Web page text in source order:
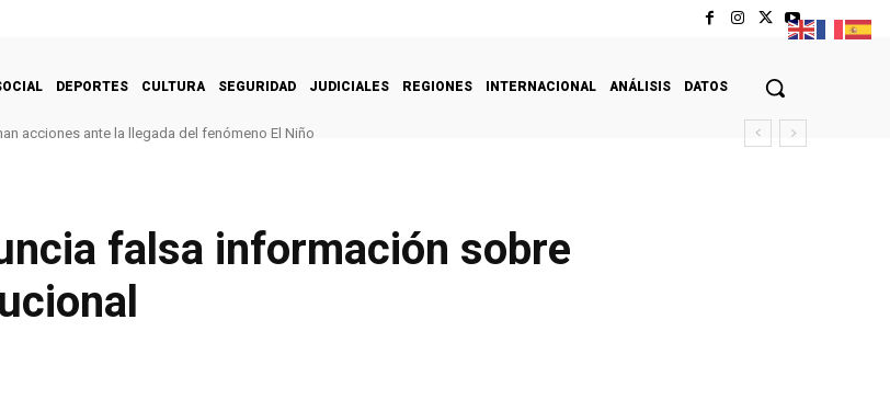
DEPORTES CULTURA SEGURIDAD JUDICIALES REGIONES INTERNACIONAL ANÁLISIS DATOS
acciones ante la llegada del fenómeno El Niño
falsa información sobre